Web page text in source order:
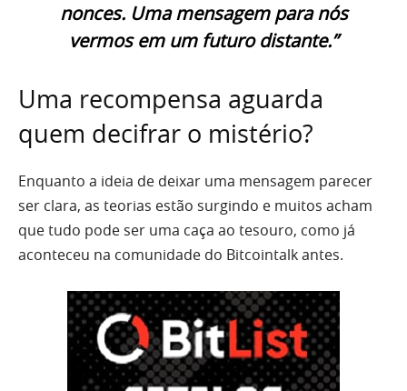
nonces. Uma mensagem para nós
vermos em um futuro distante.”
Uma recompensa aguarda
quem decifrar o mistério?
Enquanto a ideia de deixar uma mensagem parecer
ser clara, as teorias estão surgindo e muitos acham
que tudo pode ser uma caça ao tesouro, como já
aconteceu na comunidade do Bitcointalk antes.